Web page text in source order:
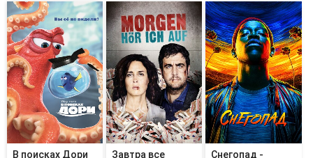
В поисках Дори Завтра все Снегопад -